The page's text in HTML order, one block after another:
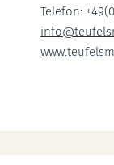
Telefon: